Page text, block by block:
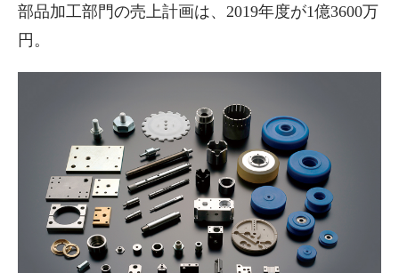
部品加工部門の売上計画は、2019年度が1億3600万
円。